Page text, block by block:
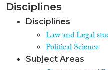
Disciplines
Disciplines
Law and Legal
Political Science
Subject Areas